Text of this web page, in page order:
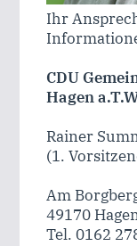
Ihr
CDU
Hagen
Rainer
(1.
Am
49170
Tel. 0162